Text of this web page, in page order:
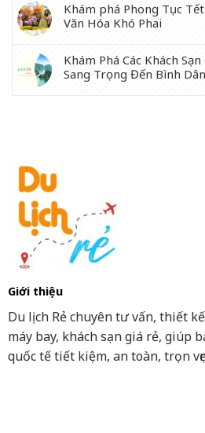
Khám phá Phong Tục
Văn Hóa Khó Phai
Khám Phá Các Khách
Sang Trọng Đến Bình Dân
Giới thiệu
Du lịch Rẻ chuyên tư vấn, thiết
máy bay, khách sạn giá rẻ, giúp
quốc tế tiết kiệm, an toàn, trọn